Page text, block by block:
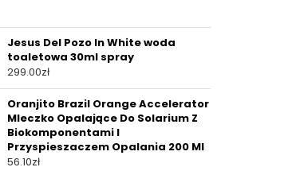
Jesus Del Pozo In White woda
toaletowa 30ml spray
299.00zł
Oranjito Brazil Orange Accelerator
Mleczko Opalające Do Solarium Z
Biokomponentami I
Przyspieszaczem Opalania 200 Ml
56.10zł